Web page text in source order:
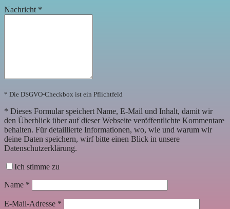
Nachricht *
* Die DSGVO-Checkbox ist ein Pflichtfeld
* Dieses Formular speichert Name, E-Mail und Inhalt, damit wir
den Überblick über auf dieser Webseite veröffentlichte Kommentare
behalten. Für detaillierte Informationen, wo, wie und warum wir
deine Daten speichern, wirf bitte einen Blick in unsere
Datenschutzerklärung.
Ich stimme zu
Name *
E-Mail-Adresse *